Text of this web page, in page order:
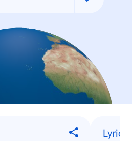
Lyrics